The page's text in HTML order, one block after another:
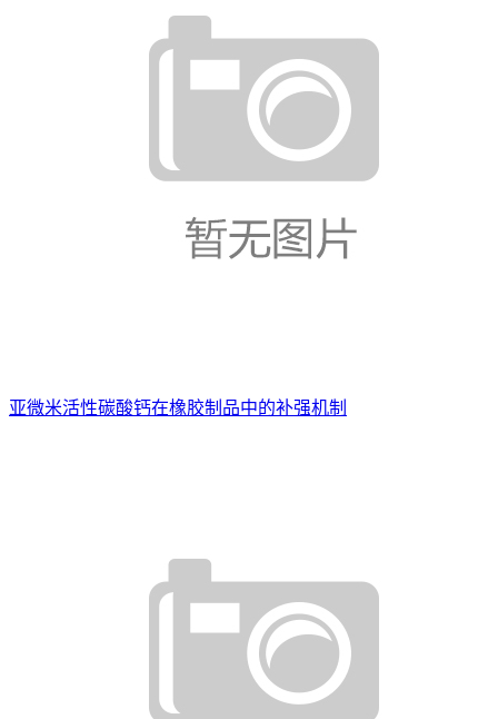
亚微米活性碳酸钙在橡胶制品中的补强机制